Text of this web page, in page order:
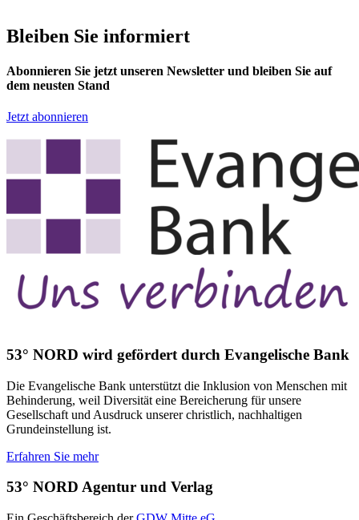
Bleiben Sie informiert
Abonnieren Sie jetzt unseren Newsletter und bleiben Sie auf
dem neusten Stand
Jetzt abonnieren
53° NORD wird gefördert durch Evangelische Bank
Die Evangelische Bank unterstützt die Inklusion von Menschen mit
Behinderung, weil Diversität eine Bereicherung für unsere
Gesellschaft und Ausdruck unserer christlich, nachhaltigen
Grundeinstellung ist.
Erfahren Sie mehr
53° NORD Agentur und Verlag